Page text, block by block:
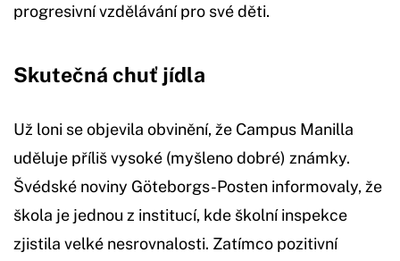
progresivní vzdělávání pro své děti.
Skutečná chuť jídla
Už loni se objevila obvinění, že Campus Manilla
uděluje příliš vysoké (myšleno dobré) známky.
Švédské noviny Göteborgs-Posten informovaly, že
škola je jednou z institucí, kde školní inspekce
zjistila velké nesrovnalosti. Zatímco pozitivní